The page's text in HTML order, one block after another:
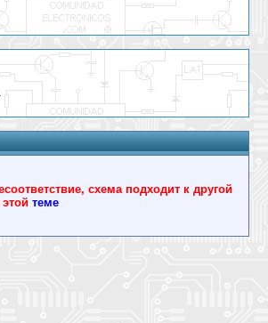
схема подходит к другой
теме